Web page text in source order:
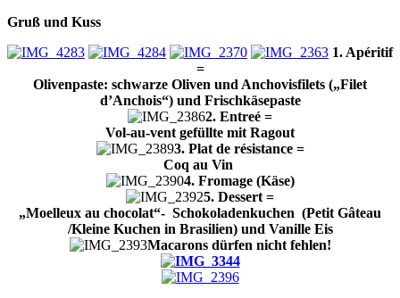
Gruß und Kuss
1. Apéritif
=
Olivenpaste: schwarze Oliven und Anchovisfilets („Filet
d’Anchois“) und Frischkäsepaste
2. Entreé =
Vol-au-vent gefüllte mit Ragout
3. Plat de résistance =
Coq au Vin
4. Fromage (Käse)
5. Dessert =
„Moelleux au chocolat“- Schokoladenkuchen (Petit Gâteau
/Kleine Kuchen in Brasilien) und Vanille Eis
Macarons dürfen nicht fehlen!